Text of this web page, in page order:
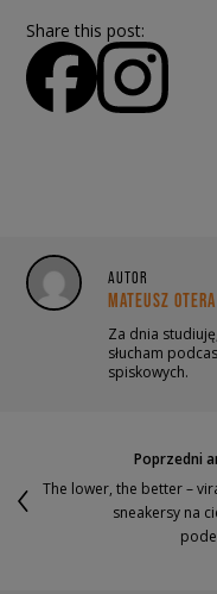
Share this post:
AUTOR
MATEUSZ OTERA
Za dnia
słucham
spiskowych.
Poprzedni
The lower, the better –
sneakersy na